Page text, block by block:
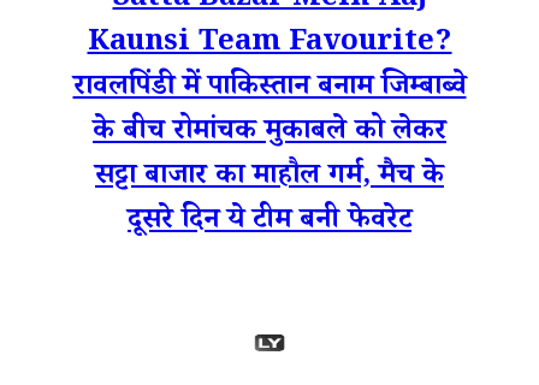
Kaunsi Team Favourite?
रावलपिंडी में पाकिस्तान बनाम जिम्बाब्वे
के बीच रोमांचक मुकाबले को लेकर
सट्टा बाजार का माहौल गर्म, मैच के
दूसरे दिन ये टीम बनी फेवरेट